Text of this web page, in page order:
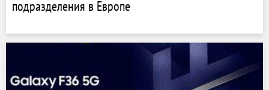
подразделения в Европе